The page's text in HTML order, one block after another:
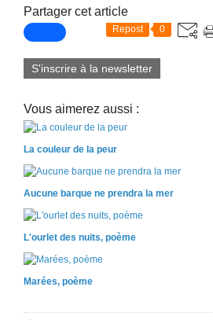
Partager cet article
Repost 0
S'inscrire à la newsletter
Vous aimerez aussi :
La couleur de la peur
Aucune barque ne prendra la mer
L'ourlet des nuits, poème
Marées, poème